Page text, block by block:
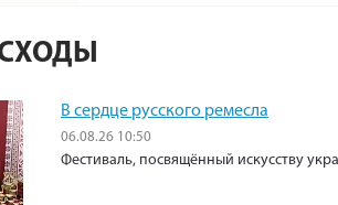
В сердце русского ремесла
06.08.26 10:50
Фестиваль, посвящённый искусству